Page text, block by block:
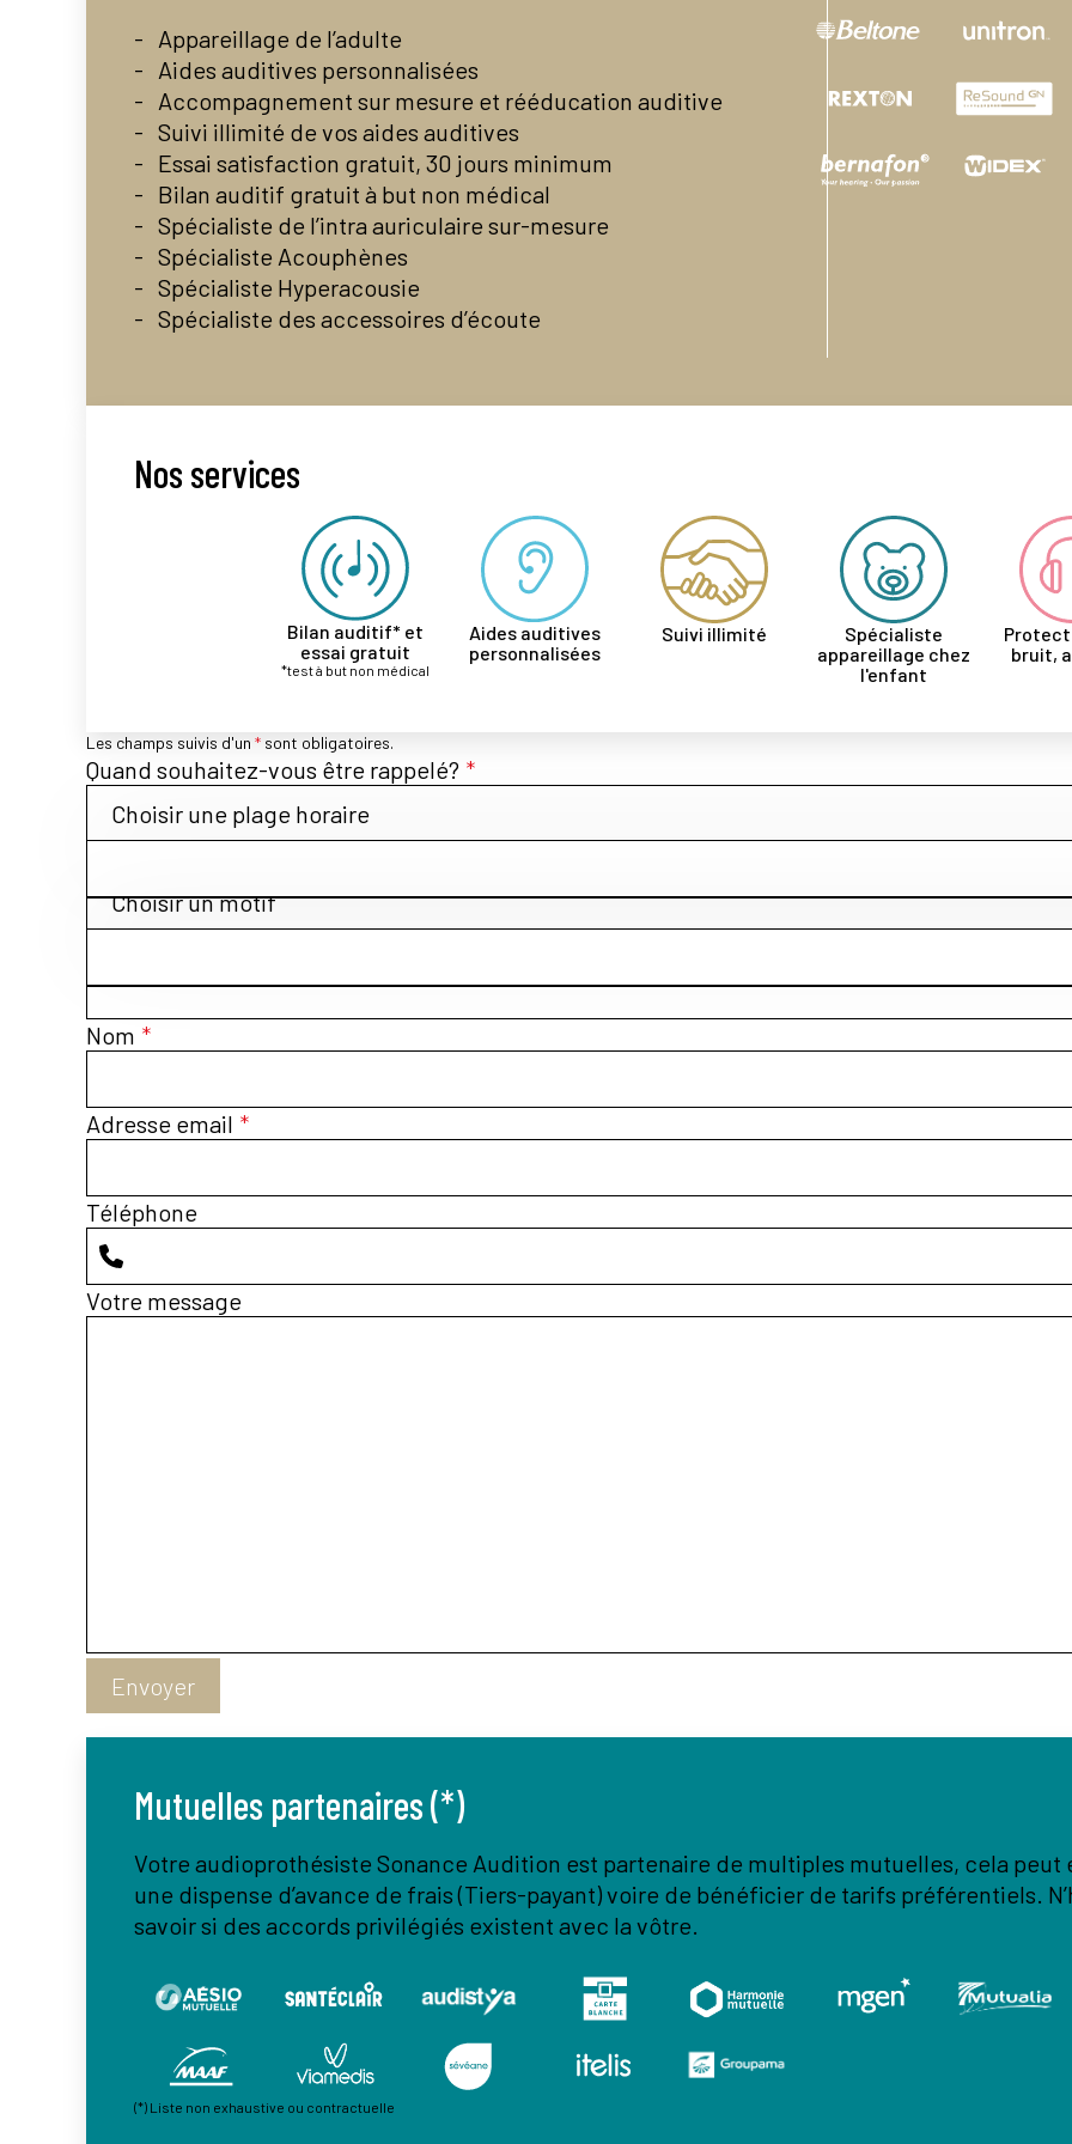
01 30 41 48 96
Voir la page Facebook du
En savoir plus
Appareillage de l’adulte
Aides auditives personnalisées
Accompagnement sur mesure et rééducation auditive
Suivi illimité de vos aides auditives
Essai satisfaction gratuit, 30 jours minimum
Bilan auditif gratuit à but non médical
Spécialiste de l’intra auriculaire sur-mesure
Spécialiste Acouphènes
Spécialiste Hyperacousie
Spécialiste des accessoires d’écoute
Nos services
Bilan auditif* et
essai gratuit
*test à but non médical
Aides auditives
personnalisées
Suivi illimité
Spécialiste
appareillage chez
l'enfant
bruit,
Les champs suivis d'un * sont obligatoires.
Quand souhaitez-vous être rappelé? *
Choisir une plage horaire
Choisir un motif
Nom *
Adresse email *
Téléphone
Votre message
Envoyer
Mutuelles partenaires (*)
Votre audioprothésiste Sonance Audition est partenaire de multiples mutuelles, cela
une dispense d’avance de frais (Tiers-payant) voire de bénéficier de tarifs préférentiels.
savoir si des accords privilégiés existent avec la vôtre.
(*) Liste non exhaustive ou contractuelle